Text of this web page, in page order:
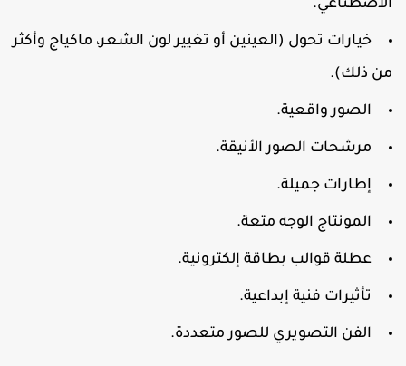
خيارات تحول (العينين أو تغيير لون الشعر، ماكياج وأكثر
ذلك).
الصور واقعية.
مرشحات الصور الأنيقة.
إطارات جميلة.
المونتاج الوجه متعة.
عطلة قوالب بطاقة إلكترونية.
تأثيرات فنية إبداعية.
الفن التصويري للصور متعددة.